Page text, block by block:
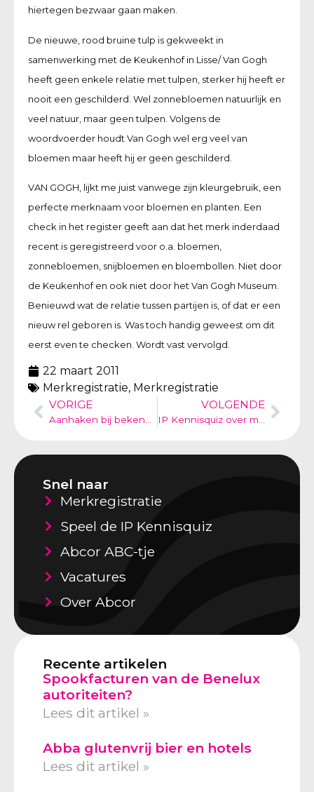
hiertegen bezwaar gaan maken.
De nieuwe, rood bruine tulp is gekweekt in
samenwerking met de Keukenhof in Lisse/ Van Gogh
heeft geen enkele relatie met tulpen, sterker hij heeft er
nooit een geschilderd. Wel zonnebloemen natuurlijk en
veel natuur, maar geen tulpen. Volgens de
woordvoerder houdt Van Gogh wel erg veel van
bloemen maar heeft hij er geen geschilderd.
VAN GOGH, lijkt me juist vanwege zijn kleurgebruik, een
perfecte merknaam voor bloemen en planten. Een
check in het register geeft aan dat het merk inderdaad
recent is geregistreerd voor o.a. bloemen,
zonnebloemen, snijbloemen en bloembollen. Niet door
de Keukenhof en ook niet door het Van Gogh Museum.
Benieuwd wat de relatie tussen partijen is, of dat er een
nieuw rel geboren is. Was toch handig geweest om dit
eerst even te checken. Wordt vast vervolgd.
22 maart 2011
Merkregistratie, Merkregistratie
VORIGE
Aanhaken bij bekende personen – Baby Gaga Moedermelkijs (Leiden Intobusiness)
VOLGENDE
IP Kennisquiz over merkenrechten
Snel naar
Merkregistratie
Speel de IP Kennisquiz
Abcor ABC-tje
Vacatures
Over Abcor
Recente artikelen
Spookfacturen van de Benelux
autoriteiten?
Lees dit artikel »
Abba glutenvrij bier en hotels
Lees dit artikel »